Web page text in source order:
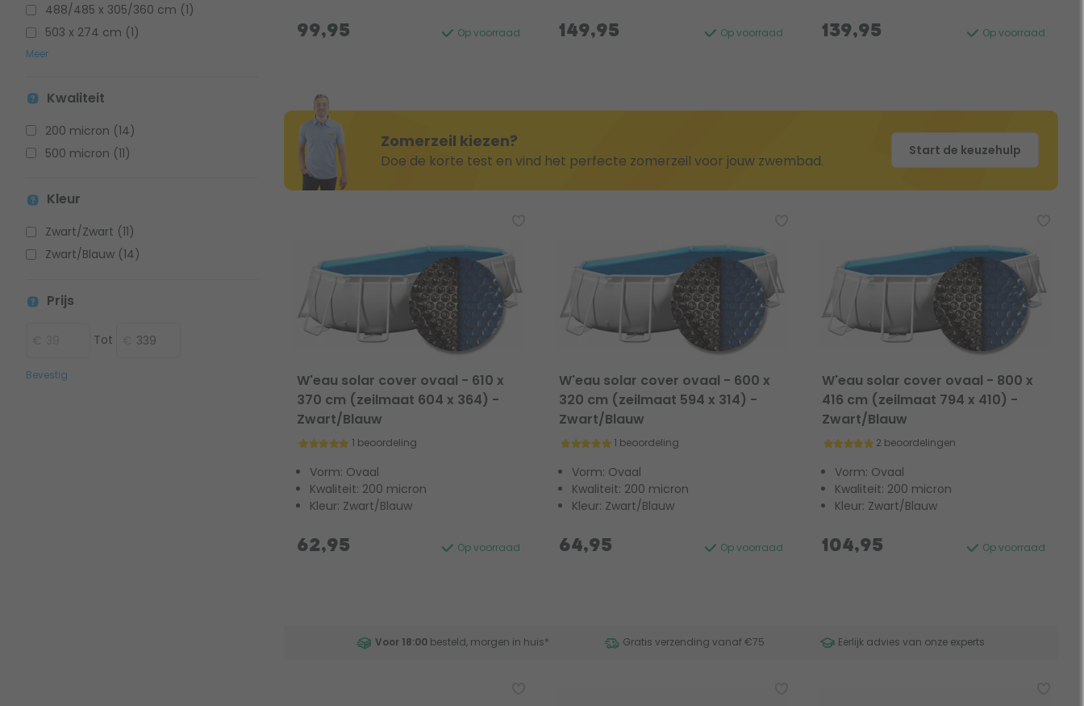
488/485 x 305/360 cm (1)
503 x 274 cm (1)
Meer
Kwaliteit
200 micron (14)
500 micron (11)
Kleur
Zwart/Zwart (11)
Zwart/Blauw (14)
Prijs
Tot
Bevestig
Op voorraad
99,95 Op voorraad
149,95 Op voorraad
139,95
W'eau solar cover ovaal - 610 x
370 cm (zeilmaat 604 x 364) -
Zwart/Blauw
1 beoordeling
Vorm: Ovaal
Kwaliteit: 200 micron
Kleur: Zwart/Blauw
Op voorraad
62,95
W'eau solar cover ovaal - 600 x
320 cm (zeilmaat 594 x 314) -
Zwart/Blauw
1 beoordeling
Vorm: Ovaal
Kwaliteit: 200 micron
Kleur: Zwart/Blauw
Op voorraad
64,95
W'eau solar cover ovaal - 800 x
416 cm (zeilmaat 794 x 410) -
Zwart/Blauw
2 beoordelingen
Vorm: Ovaal
Kwaliteit: 200 micron
Kleur: Zwart/Blauw
Op voorraad
104,95
Voor 18:00 besteld, morgen in huis* Gratis verzending vanaf €75 Eerlijk advies van onze experts
Zomerzeil kiezen?
Doe de korte test en vind het perfecte zomerzeil voor jouw zwembad.
Start de keuzehulp